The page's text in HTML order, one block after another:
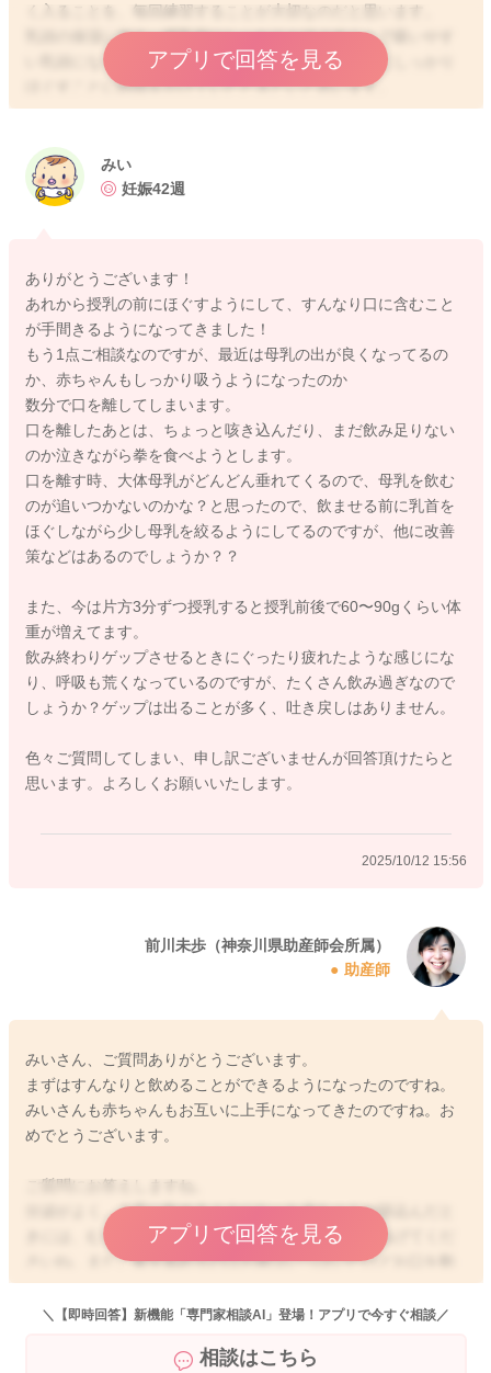
く入ることを、毎回練習することが大切なのだと思います。
乳頭の保湿に加え、授乳前にしっかりとほぐすことで吸いやす
い乳頭になります。張っていてつらいので、授乳前にしっかり
ほぐすことに時間をかけていただきたいと思います。
息子さんは必ず大きくなります。お口と乳頭のサイズが合うと
るように、乳頭を痛めずに続けることが、今できることだと思
いました。
ができているかを確認していただきたいと思っています。
乳頭保護器をはじめのうちは使い、1−2ヶ月を目処に外す方法
で、傷をつけずに分泌を維持する方法もあります。
産後間もない今、みいさんの体力回復と睡眠確保も大切ですか
ら、どちらを選んでもいいのですよ。みいさんのやりやすさで
選ぶこともできます。
お大事にお過ごしくださいね。まずはリラックスすることで母
乳育児は進みやすくなります。よろしくお願いいたします。
アプリで回答を見る
2025/9/28 17:31
みい
妊娠42週
ありがとうございます！
あれから授乳の前にほぐすようにして、すんなり口に含むこと
が手間きるようになってきました！
もう1点ご相談なのですが、最近は母乳の出が良くなってるの
か、赤ちゃんもしっかり吸うようになったのか
数分で口を離してしまいます。
口を離したあとは、ちょっと咳き込んだり、まだ飲み足りない
のか泣きながら拳を食べようとします。
口を離す時、大体母乳がどんどん垂れてくるので、母乳を飲む
のが追いつかないのかな？と思ったので、飲ませる前に乳首を
ほぐしながら少し母乳を絞るようにしてるのですが、他に改善
策などはあるのでしょうか？？
また、今は片方3分ずつ授乳すると授乳前後で60〜90gくらい体
重が増えてます。
飲み終わりゲップさせるときにぐったり疲れたような感じにな
り、呼吸も荒くなっているのですが、たくさん飲み過ぎなので
しょうか？ゲップは出ることが多く、吐き戻しはありません。
色々ご質問してしまい、申し訳ございませんが回答頂けたらと
思います。よろしくお願いいたします。
2025/10/12 15:56
前川未歩（神奈川県助産師会所属）
助産師
みいさん、ご質問ありがとうございます。
まずはすんなりと飲めることができるようになったのですね。
みいさんも赤ちゃんもお互いに上手になってきたのですね。お
めでとうございます。
ご質問にお答えしますね。
分泌がよく、上手に飲めるようになった赤ちゃんが咳込んだと
きには、むせています。トントンして落ち着かせてあげてくだ
さいね。また。拳を舐めるのはお腹はいっぱいだけどお口を動
かしたいときに見られるしぐさかもしれません。
新生児は、お腹がいっぱいで満足、お口をたくさん動かして満
３つの満足で授乳に満足しています。
アプリで回答を見る
＼【即時回答】新機能「専門家相談AI」登場！アプリで今すぐ相談／
相談はこちら